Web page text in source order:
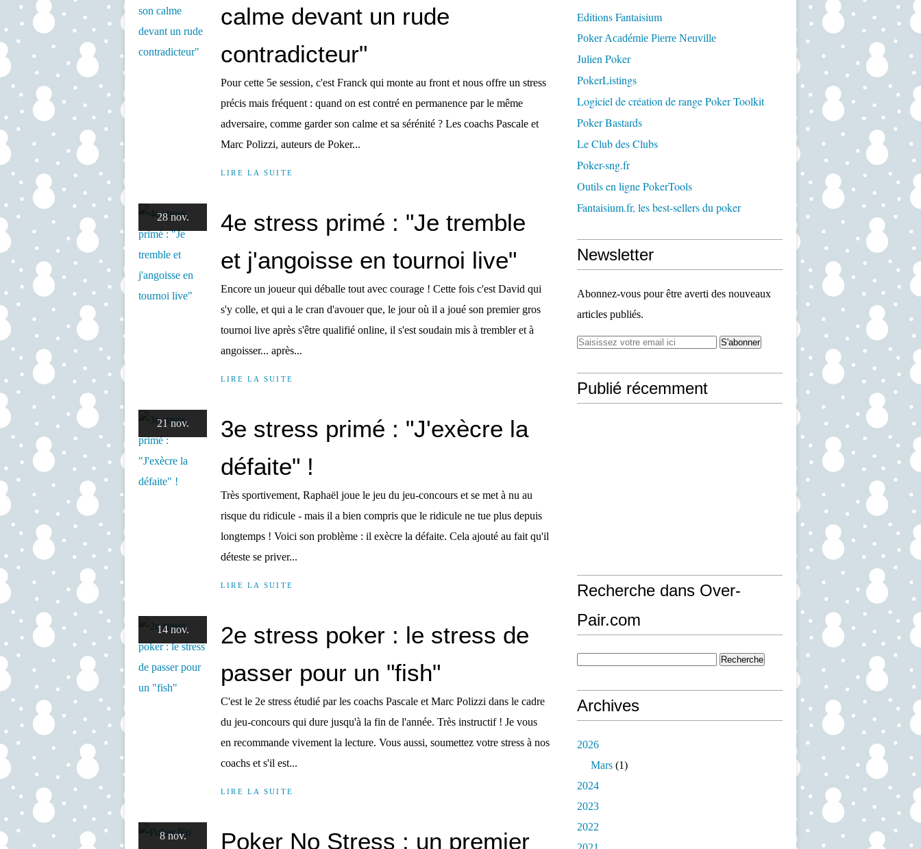
calme devant un rude
contradicteur"
Pour cette 5e session, c'est Franck qui monte au front et nous offre un stress
précis mais fréquent : quand on est contré en permanence par le même
adversaire, comme garder son calme et sa sérénité ? Les coachs Pascale et
Marc Polizzi, auteurs de Poker...
LIRE LA SUITE
28 nov.
4e stress primé : "Je tremble
et j'angoisse en tournoi live"
Encore un joueur qui déballe tout avec courage ! Cette fois c'est David qui
s'y colle, et qui a le cran d'avouer que, le jour où il a joué son premier gros
tournoi live après s'être qualifié online, il s'est soudain mis à trembler et à
angoisser... après...
LIRE LA SUITE
21 nov.
3e stress primé : "J'exècre la
défaite" !
Très sportivement, Raphaël joue le jeu du jeu-concours et se met à nu au
risque du ridicule - mais il a bien compris que le ridicule ne tue plus depuis
longtemps ! Voici son problème : il exècre la défaite. Cela ajouté au fait qu'il
déteste se priver...
LIRE LA SUITE
14 nov.
2e stress poker : le stress de
passer pour un "fish"
C'est le 2e stress étudié par les coachs Pascale et Marc Polizzi dans le cadre
du jeu-concours qui dure jusqu'à la fin de l'année. Très instructif ! Je vous
en recommande vivement la lecture. Vous aussi, soumettez votre stress à nos
coachs et s'il est...
LIRE LA SUITE
8 nov. Poker No Stress : un premier
Editions Fantaisium
Poker Académie Pierre Neuville
Julien Poker
PokerListings
Logiciel de création de range Poker Toolkit
Poker Bastards
Le Club des Clubs
Poker-sng.fr
Outils en ligne PokerTools
Fantaisium.fr, les best-sellers du poker
Newsletter
Abonnez-vous pour être averti des nouveaux
articles publiés.
Publié récemment
Recherche dans Over-
Pair.com
Archives
2026
Mars (1)
2024
2023
2022